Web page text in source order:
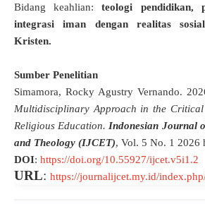
Bidang keahlian:teologi pendidikan,
integrasi iman dengan realitas
Kristen.
Sumber Penelitian
Simamora, Rocky Agustry Vernando.
Multidisciplinary Approach in the
Religious Education. Indonesian Journal
and Theology (IJCET), Vol. 5 No. 1 2026
DOI: https://doi.org/10.55927/ijcet.v5i1.2
URL: https://journalijcet.my.id/